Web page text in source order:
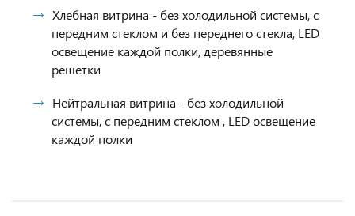
Хлебная витрина - без холодильной системы, с
передним стеклом и без переднего стекла, LED
освещение каждой полки, деревянные
решетки
Нейтральная витрина - без холодильной
системы, с передним стеклом , LED освещение
каждой полки